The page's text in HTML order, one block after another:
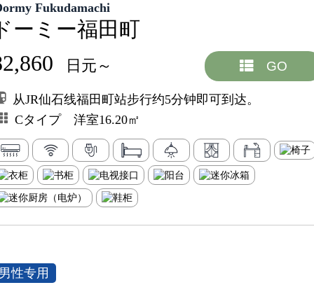
Fukudamachi
ーミー福田町
日元～ GO
从JR仙石线福田町站步行约5分钟即可到达。
Cタイプ 洋室16.20㎡
性专用